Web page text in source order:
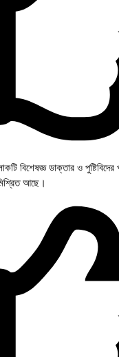
বিশেষজ্ঞ ডাক্তার ও
আছে।